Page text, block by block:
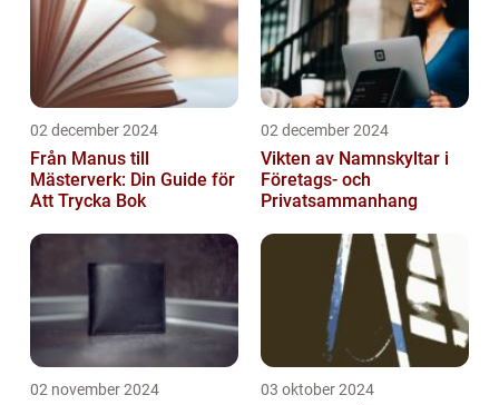
02 december 2024
Från Manus till
Mästerverk: Din Guide för
Att Trycka Bok
02 december 2024
Vikten av Namnskyltar i
Företags- och
Privatsammanhang
02 november 2024 03 oktober 2024